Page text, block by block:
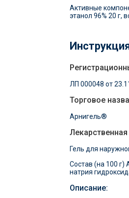
Активные
этанол 96% 20 г,
ЛП 000048 от
Торговое
Арнигель®
Гель для
Состав (на 100
натрия
Описание: